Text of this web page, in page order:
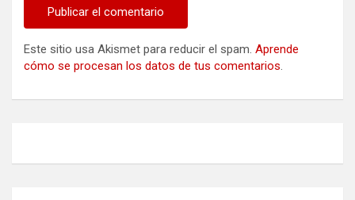
Este sitio usa Akismet para reducir el spam. Aprende
cómo se procesan los datos de tus comentarios.